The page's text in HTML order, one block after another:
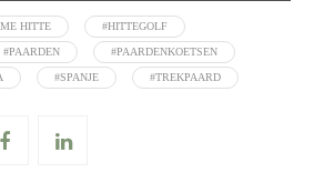
HITTE #HITTEGOLF
#PAARDEN #PAARDENKOETSEN
#SPANJE #TREKPAARD